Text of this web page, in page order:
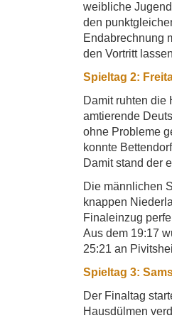
weibliche
den
Endabrechnung
den Vortritt
Spieltag 2:
Damit ruhten die
amtierende
ohne Probleme
konnte
Damit stand der
Die männlichen
knappen
Finaleinzug
Aus dem 19:17
25:21 an
Spieltag 3:
Der Finaltag
Hausdülmen